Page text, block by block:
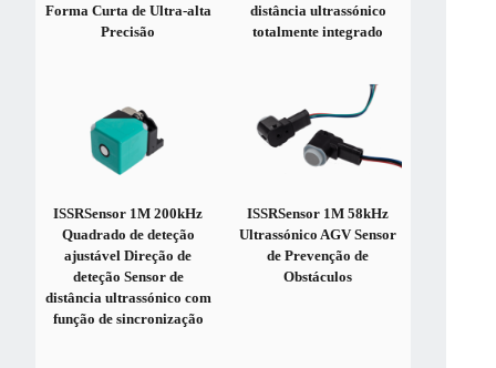
Forma Curta de Ultra-alta
Precisão
distância ultrassónico
totalmente integrado
ISSRSensor 1M 200kHz
Quadrado de deteção
ajustável Direção de
deteção Sensor de
distância ultrassónico com
função de sincronização
ISSRSensor 1M 58kHz
Ultrassónico AGV Sensor
de Prevenção de
Obstáculos